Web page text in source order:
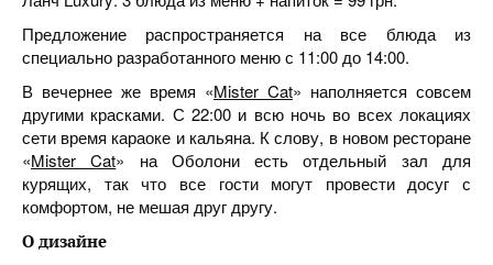
Предложение распространяется на все блюда из
специально разработанного меню с 11:00 до 14:00.
В вечернее же время «Mister Cat» наполняется совсем
другими красками. С 22:00 и всю ночь во всех локациях
сети время караоке и кальяна. К слову, в новом ресторане
«Mister Cat» на Оболони есть отдельный зал для
курящих, так что все гости могут провести досуг с
комфортом, не мешая друг другу.
О дизайне